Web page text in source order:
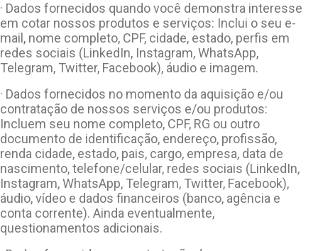
· Dados fornecidos quando você demonstra interesse
em cotar nossos produtos e serviços: Inclui o seu e-
mail, nome completo, CPF, cidade, estado, perfis em
redes sociais (LinkedIn, Instagram, WhatsApp,
Telegram, Twitter, Facebook), áudio e imagem.
· Dados fornecidos no momento da aquisição e/ou
contratação de nossos serviços e/ou produtos:
Incluem seu nome completo, CPF, RG ou outro
documento de identificação, endereço, profissão,
renda cidade, estado, pais, cargo, empresa, data de
nascimento, telefone/celular, redes sociais (LinkedIn,
Instagram, WhatsApp, Telegram, Twitter, Facebook),
áudio, vídeo e dados financeiros (banco, agência e
conta corrente). Ainda eventualmente,
questionamentos adicionais.